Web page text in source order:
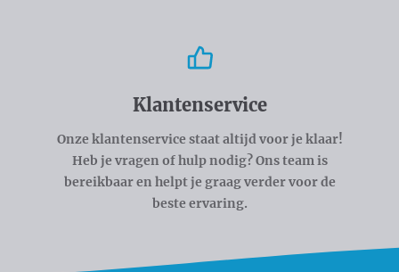
Klantenservice
Onze klantenservice staat altijd voor je klaar!
Heb je vragen of hulp nodig? Ons team is
bereikbaar en helpt je graag verder voor de
beste ervaring.